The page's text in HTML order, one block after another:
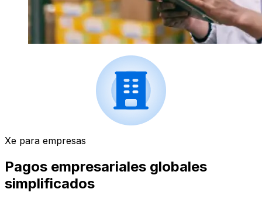
Xe para empresas
Pagos empresariales globales
simplificados